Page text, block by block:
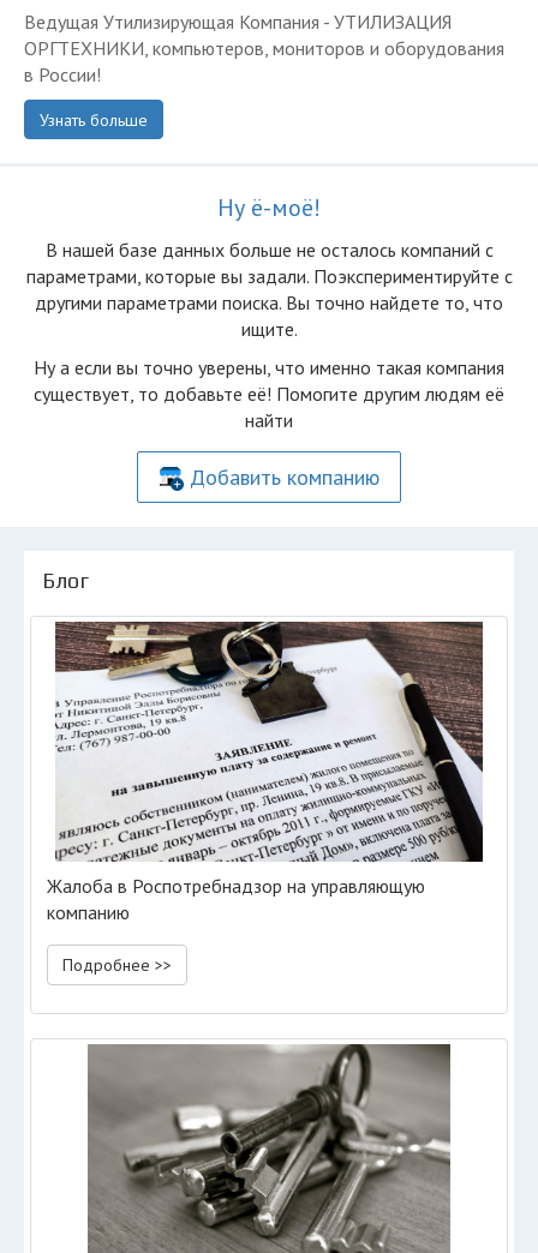
Ведущая Утилизирующая Компания - УТИЛИЗАЦИЯ
ОРГТЕХНИКИ, компьютеров, мониторов и оборудования
в России!
Узнать больше
Ну ё-моё!
В нашей базе данных больше не осталоcь компаний с
параметрами, которые вы задали. Поэкспериментируйте с
другими параметрами поиска. Вы точно найдете то, что
ищите.
Ну а если вы точно уверены, что именно такая компания
существует, то добавьте её! Помогите другим людям её
найти
Добавить компанию
Блог
Жалоба в Роспотребнадзор на управляющую
компанию
Подробнее >>